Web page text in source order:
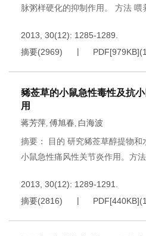
脉粥样硬化的抑制作用。 方法 喂
2013, 30(12): 1285-1289.
摘要(2969) PDF[979KB](
豨莶草的小鼠急性毒性及抗
用
蒋芳萍, 傅旭春, 白海波
摘要： 目的 研究豨莶草醇提物
小鼠急性痛风性关节炎作用。方
2013, 30(12): 1289-1291.
摘要(2816) PDF[440KB](